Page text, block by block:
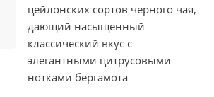
цейлонских сортов черного чая,
дающий насыщенный
классический вкус с
элегантными цитрусовыми
нотками бергамота